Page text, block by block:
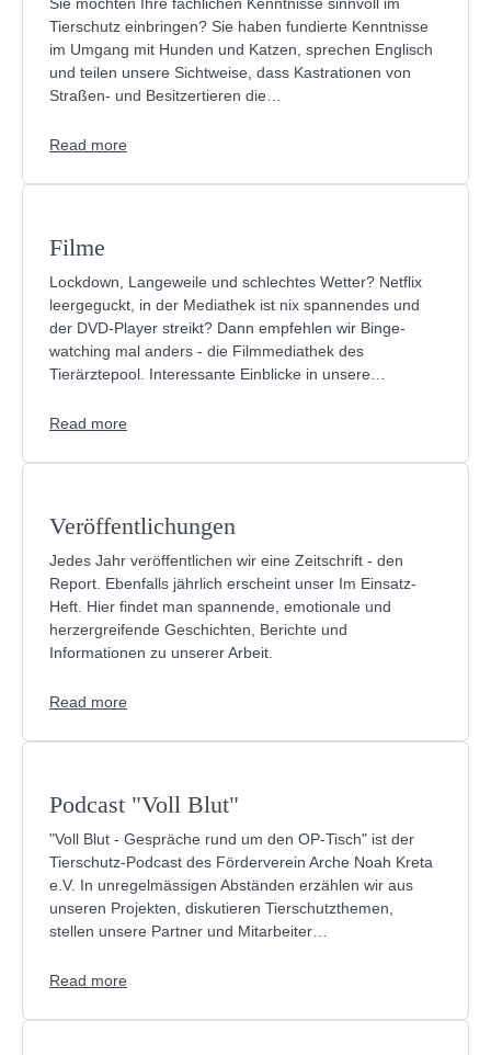
Tierschutz einbringen? Sie haben fundierte Kenntnisse
im Umgang mit Hunden und Katzen, sprechen Englisch
und teilen unsere Sichtweise, dass Kastrationen von
Straßen- und Besitzertieren die…
Read more
Filme
Lockdown, Langeweile und schlechtes Wetter? Netflix
leergeguckt, in der Mediathek ist nix spannendes und
der DVD-Player streikt? Dann empfehlen wir Binge-
watching mal anders - die Filmmediathek des
Tierärztepool. Interessante Einblicke in unsere…
Read more
Veröffentlichungen
Jedes Jahr veröffentlichen wir eine Zeitschrift - den
Report. Ebenfalls jährlich erscheint unser Im Einsatz-
Heft. Hier findet man spannende, emotionale und
herzergreifende Geschichten, Berichte und
Informationen zu unserer Arbeit.
Read more
Podcast "Voll Blut"
"Voll Blut - Gespräche rund um den OP-Tisch" ist der
Tierschutz-Podcast des Förderverein Arche Noah Kreta
e.V. In unregelmässigen Abständen erzählen wir aus
unseren Projekten, diskutieren Tierschutzthemen,
stellen unsere Partner und Mitarbeiter…
Read more